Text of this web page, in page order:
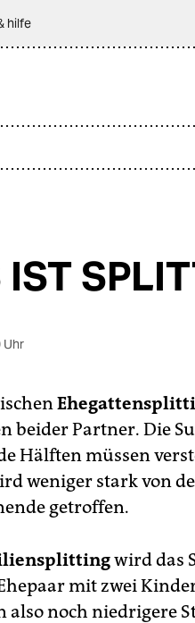
hilfe
IST
Uhr
beider Partner. Die
Hälften müssen
weniger stark von
getroffen.
wird das
mit zwei
also noch niedrigere